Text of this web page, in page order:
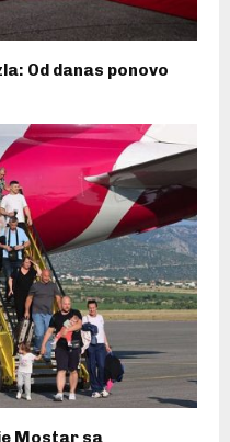
Od danas ponovo
Mostar sa